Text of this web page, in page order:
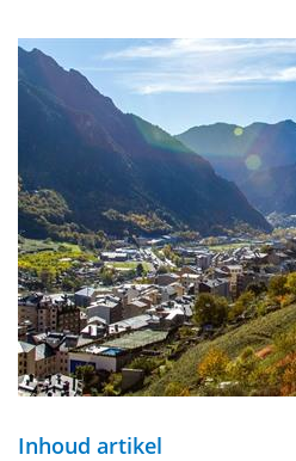
Inhoud artikel